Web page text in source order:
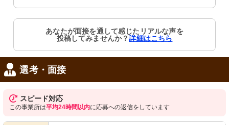
あなたが面接を通して感じたリアルな声を
投稿してみませんか？詳細はこちら
選考・面接
スピード対応
この事業所は平均24時間以内に応募への返信をしています